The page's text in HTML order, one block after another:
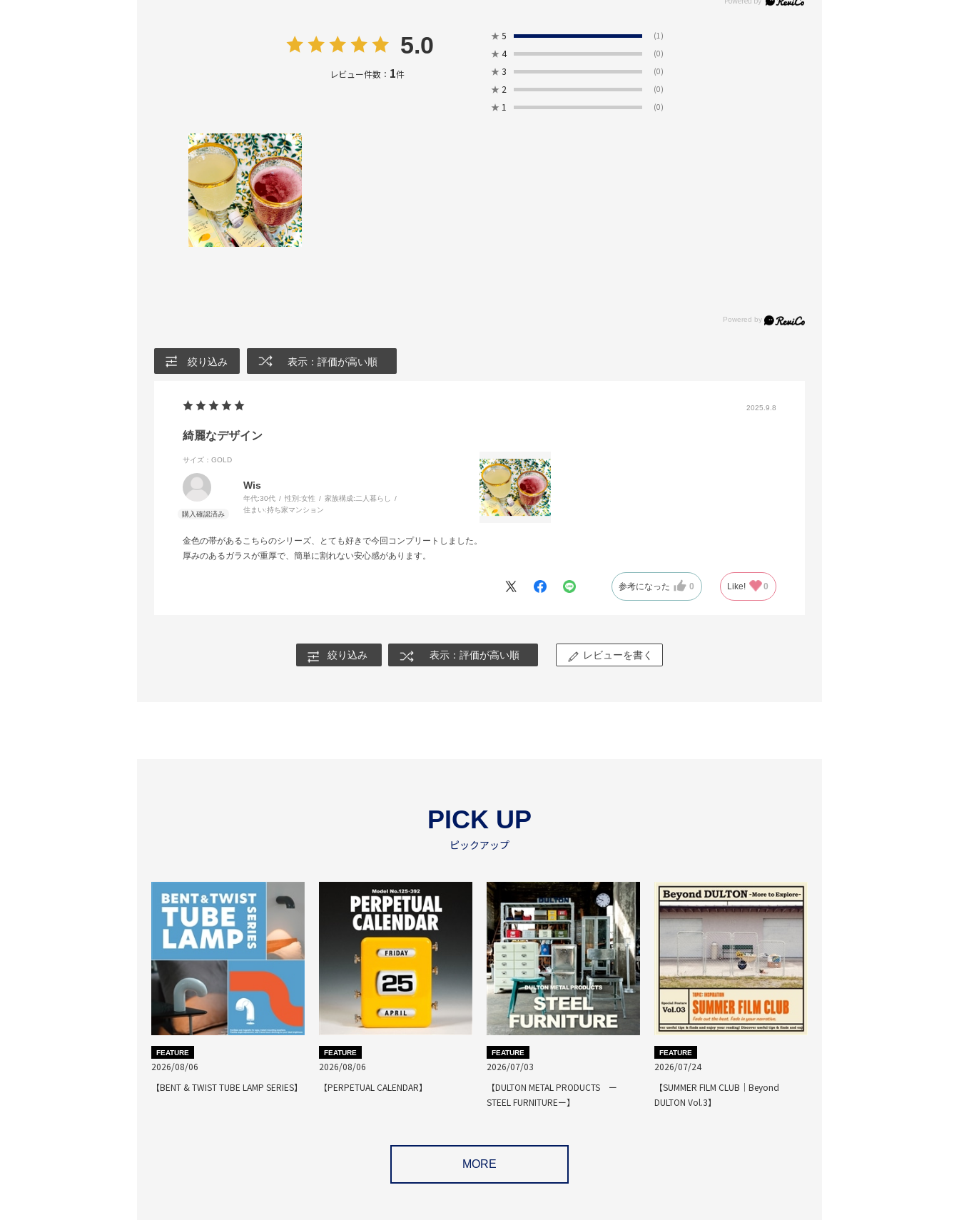
5.0
レビュー件数： 1件
★ 5 (1)
★ 4 (0)
★ 3 (0)
★ 2 (0)
★ 1 (0)
絞り込み 表示：評価が高い順
2025.9.8
綺麗なデザイン
サイズ：GOLD
Wis
年代:30代 性別:女性 家族構成:二人暮らし
住まい:持ち家マンション
金色の帯があるこちらのシリーズ、とても好きで今回コンプリートしました。
厚みのあるガラスが重厚で、簡単に割れない安心感があります。
参考になった 0 Like! 0
絞り込み 表示：評価が高い順 レビューを書く
PICK UP
ピックアップ
FEATURE
2026/08/06
【BENT & TWIST TUBE LAMP SERIES】
FEATURE
2026/08/06
【PERPETUAL CALENDAR】
FEATURE
2026/07/03
【DULTON METAL PRODUCTS ー
STEEL FURNITUREー】
FEATURE
2026/07/24
【SUMMER FILM CLUB｜Beyond
DULTON Vol.3】
MORE